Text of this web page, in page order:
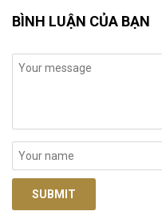
BÌNH LUẬN CỦA BẠN